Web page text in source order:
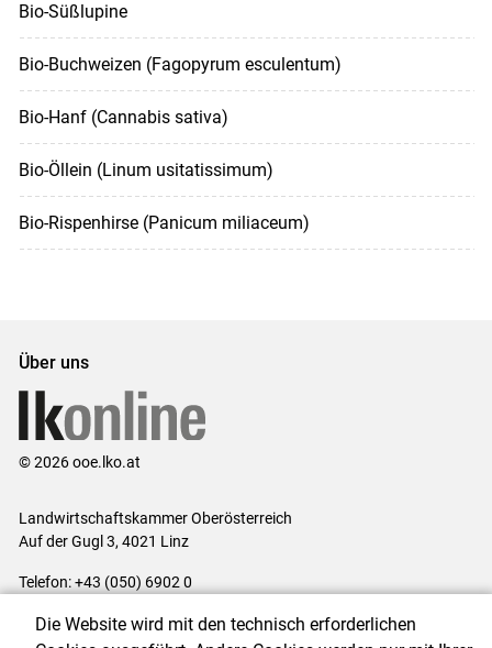
Bio-Süßlupine
Bio-Buchweizen (Fagopyrum esculentum)
Bio-Hanf (Cannabis sativa)
Bio-Öllein (Linum usitatissimum)
Bio-Rispenhirse (Panicum miliaceum)
Über uns
© 2026 ooe.lko.at
Landwirtschaftskammer Oberösterreich
Auf der Gugl 3, 4021 Linz
Telefon: +43 (050) 6902 0
Die Website wird mit den technisch erforderlichen